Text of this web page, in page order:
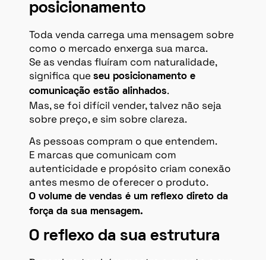
posicionamento
Toda venda carrega uma mensagem sobre
como o mercado enxerga sua marca.
Se as vendas fluíram com naturalidade,
significa que seu posicionamento e
comunicação estão alinhados.
Mas, se foi difícil vender, talvez não seja
sobre preço, e sim sobre clareza.
As pessoas compram o que entendem.
E marcas que comunicam com
autenticidade e propósito criam conexão
antes mesmo de oferecer o produto.
O volume de vendas é um reflexo direto da
força da sua mensagem.
O reflexo da sua estrutura